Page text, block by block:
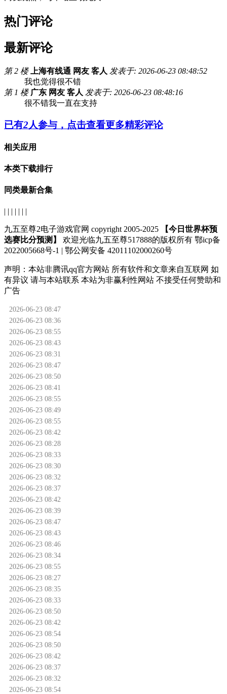
热门评论
最新评论
第 2 楼 上海有线通 网友 客人 发表于: 2026-06-23 08:48:52
我也觉得很不错
第 1 楼 广东 网友 客人 发表于: 2026-06-23 08:48:16
很不错我一直在支持
已有2人参与，点击查看更多精彩评论
相关应用
本类下载排行
同类最新合集
| | | | | | |
九五至尊2电子游戏官网 copyright 2005-2025
【今日世界杯预
选赛比分预测】
欢迎光临九五至尊517888的版权所有 鄂icp备
2022005668号-1 | 鄂公网安备 42011102000260号
声明： 本站非腾讯qq官方网站 所有软件和文章来自互联网 如
有异议 请与本站联系 本站为非赢利性网站 不接受任何赞助和
广告
2026-06-23 08:47
2026-06-23 08:36
2026-06-23 08:55
2026-06-23 08:43
2026-06-23 08:31
2026-06-23 08:47
2026-06-23 08:50
2026-06-23 08:41
2026-06-23 08:55
2026-06-23 08:49
2026-06-23 08:55
2026-06-23 08:42
2026-06-23 08:28
2026-06-23 08:33
2026-06-23 08:30
2026-06-23 08:32
2026-06-23 08:37
2026-06-23 08:42
2026-06-23 08:39
2026-06-23 08:47
2026-06-23 08:43
2026-06-23 08:46
2026-06-23 08:34
2026-06-23 08:55
2026-06-23 08:27
2026-06-23 08:35
2026-06-23 08:33
2026-06-23 08:50
2026-06-23 08:42
2026-06-23 08:54
2026-06-23 08:50
2026-06-23 08:42
2026-06-23 08:37
2026-06-23 08:32
2026-06-23 08:54